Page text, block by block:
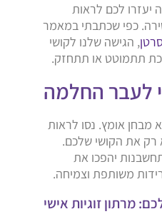
יעזרו לכם לראות
כפי שכתבתי במאמר
, הגישה שלנו לקושי
תתמוטט או תתחזק.
לעבר החלמה
מבחן אומץ. נסו לראות
את הקושי שלכם.
יהפכו את
משותפת וצמיחה.
מרתון זוגיות אישי